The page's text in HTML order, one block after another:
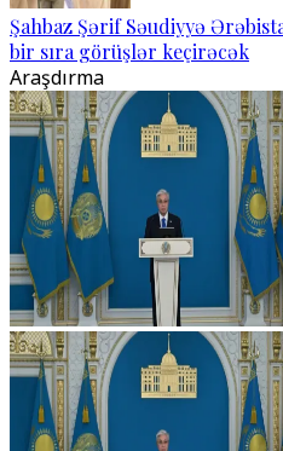
Şahbaz Şərif Səudiyyə
bir sıra görüşlər keçirəcək
Araşdırma